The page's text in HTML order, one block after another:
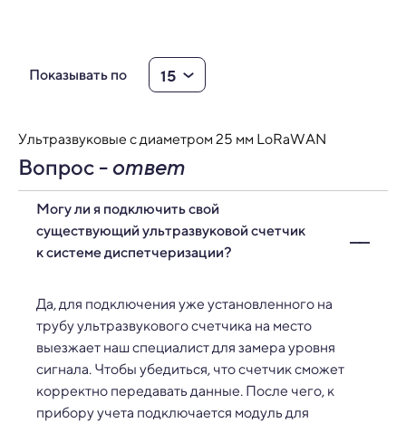
Показывать по 15
Ультразвуковые с диаметром 25 мм LoRaWAN
Вопрос -ответ
Могу ли я подключить свой
существующий ультразвуковой счетчик
к системе диспетчеризации?
Да, для подключения уже установленного на
трубу ультразвукового счетчика на место
выезжает наш специалист для замера уровня
сигнала. Чтобы убедиться, что счетчик сможет
корректно передавать данные. После чего, к
прибору учета подключается модуль для